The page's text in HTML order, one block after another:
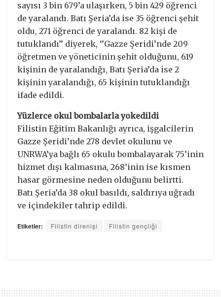
sayısı 3 bin 679’a ulaşırken, 5 bin 429 öğrenci
de yaralandı. Batı Şeria’da ise 35 öğrenci şehit
oldu, 271 öğrenci de yaralandı. 82 kişi de
tutuklandı’’ diyerek, ‘’Gazze Şeridi’nde 209
öğretmen ve yöneticinin şehit olduğunu, 619
kişinin de yaralandığı, Batı Şeria’da ise 2
kişinin yaralandığı, 65 kişinin tutuklandığı
ifade edildi.
Yüzlerce okul bombalarla yokedildi
Filistin Eğitim Bakanlığı ayrıca, işgalcilerin
Gazze Şeridi’nde 278 devlet okulunu ve
UNRWA’ya bağlı 65 okulu bombalayarak 75’inin
hizmet dışı kalmasına, 268’inin ise kısmen
hasar görmesine neden olduğunu belirtti.
Batı Şeria’da 38 okul basıldı, saldırıya uğradı
ve içindekiler tahrip edildi.
Etiketler: Filistin direnişi Filistin gençliği